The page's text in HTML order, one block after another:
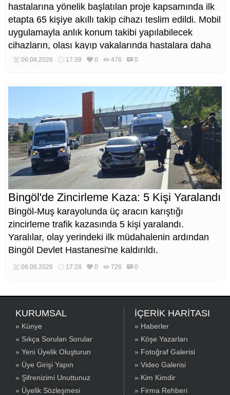
hastalarına yönelik başlatılan proje kapsamında ilk
etapta 65 kişiye akıllı takip cihazı teslim edildi. Mobil
uygulamayla anlık konum takibi yapılabilecek
cihazların, olası kayıp vakalarında hastalara daha
kısa sürede ulaşılmasını sağlaması hedefleniyor.
06.08.2026 17:39 0 476 0
Bingöl'de Zincirleme Kaza: 5 Kişi Yaralandı
Bingöl-Muş karayolunda üç aracın karıştığı
zincirleme trafik kazasında 5 kişi yaralandı.
Yaralılar, olay yerindeki ilk müdahalenin ardından
Bingöl Devlet Hastanesi'ne kaldırıldı.
06.08.2026 17:28 0 726 0
KURUMSAL
» Künye
» Sıkça Sorulan Sorular
» Yeni Üyelik Oluşturun
» Üye Girişi Yapın
» Şifrenizimi Unuttunuz
» Üyelik Sözleşmesi
İÇERİK HARİTASI
» Haberler
» Köşe Yazarları
» Fotoğraf Galerisi
» Video Galerisi
» Kim Kimdir
» Firma Rehberi